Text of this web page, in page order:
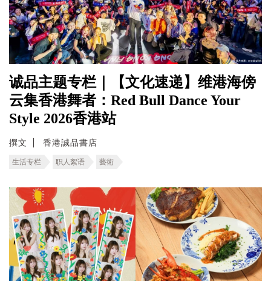
诚品主题专栏｜【文化速递】维港海傍
云集香港舞者：Red Bull Dance Your
Style 2026香港站
撰文 香港誠品書店
生活专栏 职人絮语 藝術